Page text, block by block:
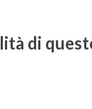
di